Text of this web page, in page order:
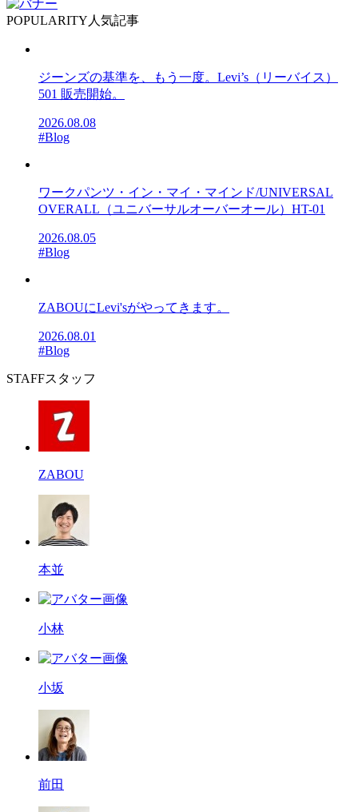
POPULARITY 人気記事
ジーンズの基準を、もう一度。Levi’s（リーバイス）
501 販売開始。
2026.08.08
#Blog
ワークパンツ・イン・マイ・マインド/UNIVERSAL
OVERALL（ユニバーサルオーバーオール）HT-01
2026.08.05
#Blog
ZABOUにLevi'sがやってきます。
2026.08.01
#Blog
STAFFスタッフ
ZABOU
本並
小林
小坂
前田